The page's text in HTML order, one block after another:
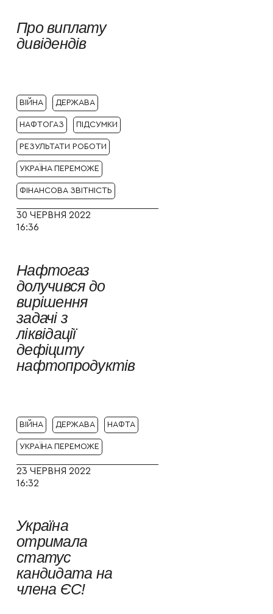
Про виплату
дивідендів
ВІЙНА ДЕРЖАВА
НАФТОГАЗ ПІДСУМКИ
РЕЗУЛЬТАТИ РОБОТИ
УКРАЇНА ПЕРЕМОЖЕ
ФІНАНСОВА ЗВІТНІСТЬ
30 ЧЕРВНЯ 2022
16:36
Нафтогаз
долучився до
вирішення
задачі з
ліквідації
дефіциту
нафтопродуктів
ВІЙНА ДЕРЖАВА НАФТА
УКРАЇНА ПЕРЕМОЖЕ
23 ЧЕРВНЯ 2022
16:32
Україна
отримала
статус
кандидата на
члена ЄС!